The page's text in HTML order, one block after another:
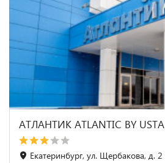
АТЛАНТИК ATLANTIC BY USTA
Екатеринбург, ул. Щербакова, д. 2